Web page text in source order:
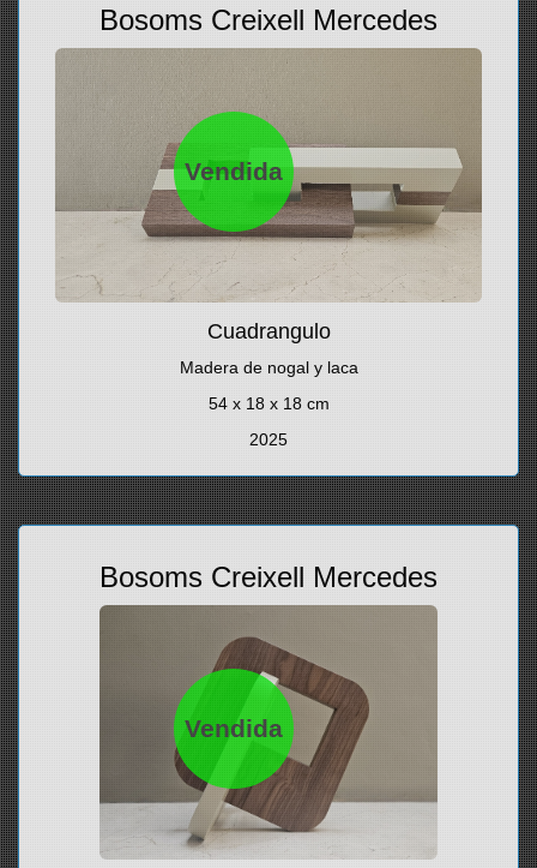
Vendida
Bosoms Creixell Mercedes
Cuadrangulo
Madera de nogal y laca
54 x 18 x 18 cm
2025
Vendida
Bosoms Creixell Mercedes